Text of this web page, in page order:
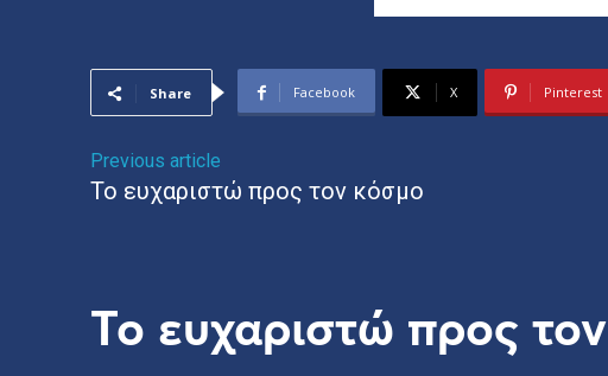
Share Facebook X Pinterest
Previous article
Το ευχαριστώ προς τον κόσμο